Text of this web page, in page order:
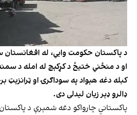
د پاکستان حکومت وایي، له افغانستان
او د منځني ختیځ د کړکېچ له امله د
ډالرو ډېر زیان لیدلی دی.
پاکستاني چارواکو دغه شمېرې د